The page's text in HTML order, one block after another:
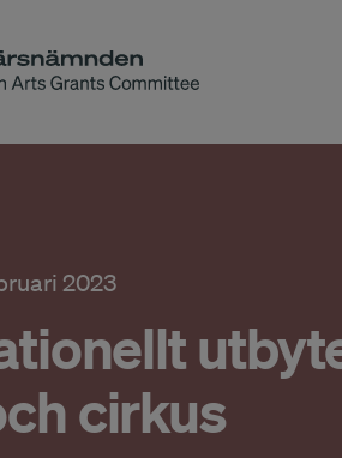
2023
cirkus